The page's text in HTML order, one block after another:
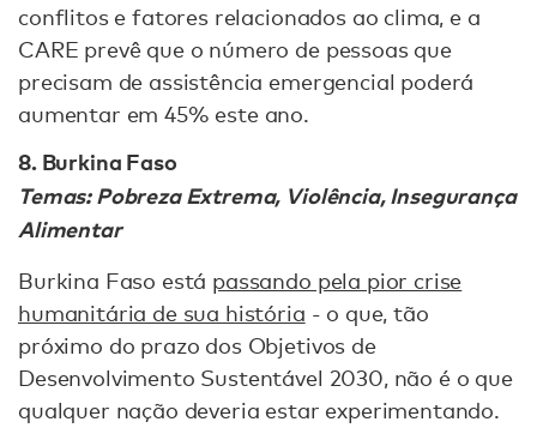
conflitos e fatores relacionados ao clima, e a
CARE prevê que o número de pessoas que
precisam de assistência emergencial poderá
aumentar em 45% este ano.
8. Burkina Faso
Temas: Pobreza Extrema, Violência, Insegurança
Alimentar
Burkina Faso está passando pela pior crise
humanitária de sua história - o que, tão
próximo do prazo dos Objetivos de
Desenvolvimento Sustentável 2030, não é o que
qualquer nação deveria estar experimentando.